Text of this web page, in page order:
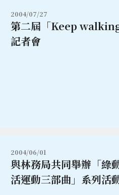
2004/07/27
第二屆「Keep
記者會
2004/06/01
與林務局共同舉辦「綠
活運動三部曲」系列活